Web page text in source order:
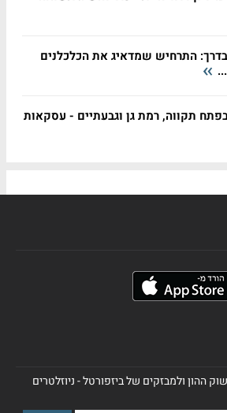
בדרך: התרחיש שמדאיג את הכלכלנים
תקווה, רמת גן וגבעתיים - עסקאות
ההון ולמבזקים של ביזפורטל - ניוזלטרים